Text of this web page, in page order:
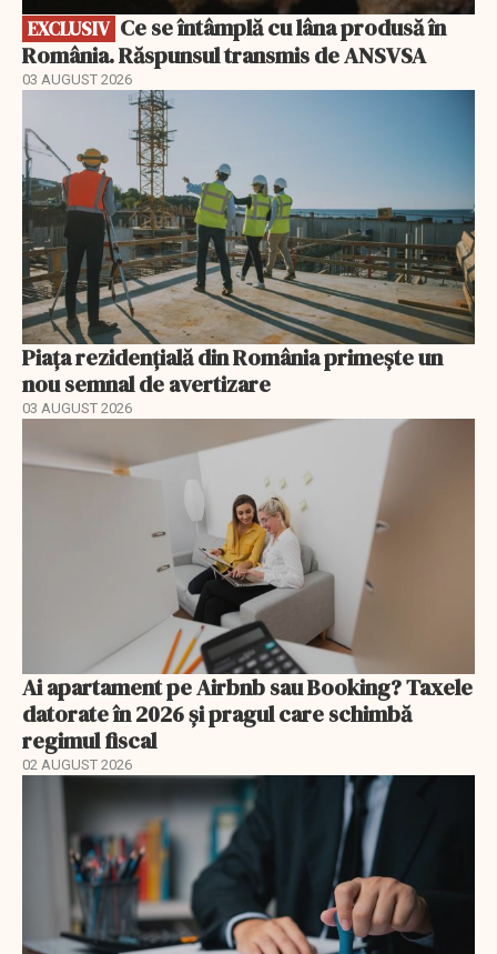
EXCLUSIV
România. Răspunsul transmis de ANSVSA
03 AUGUST 2026
Piața rezidențială din România primește un
nou semnal de avertizare
03 AUGUST 2026
Ai apartament pe Airbnb sau Booking? Taxele
datorate în 2026 și pragul care schimbă
regimul fiscal
02 AUGUST 2026